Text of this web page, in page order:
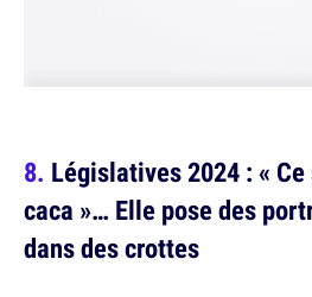
Législatives 2024 : «
caca »… Elle pose des
dans des crottes